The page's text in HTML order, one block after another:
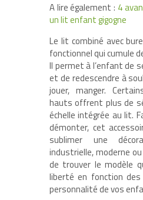
A lire également : 4
un lit enfant gigogne
Le lit combiné avec
fonctionnel qui cumule
Il permet à l’enfant de
et de redescendre à
jouer, manger.
hauts offrent plus de
échelle intégrée au lit.
démonter, cet
sublimer une
industrielle, moderne
de trouver le modèle
liberté en fonction
personnalité de vos